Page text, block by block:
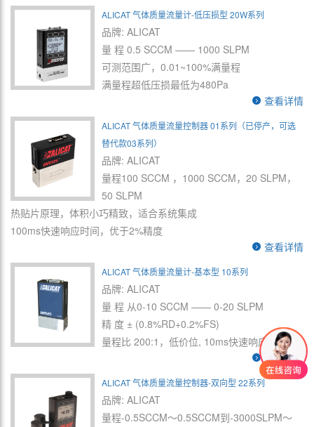
ALICAT 气体质量流量计-低压损型 20W系列
品牌: ALICAT
量 程 0.5 SCCM —— 1000 SLPM
可测范围广，0.01~100%满量程
满量程超低压损最低为480Pa
查看详情
ALICAT 气体质量流量控制器 01系列（已停产，可选
替代款03系列）
品牌: ALICAT
量程100 SCCM ，1000 SCCM，20 SLPM，
50 SLPM
热贴片原理，体积小巧精致，适合系统集成
100ms快速响应时间，优于2%精度
查看详情
ALICAT 气体质量流量计-基本型 10系列
品牌: ALICAT
量 程 从0-10 SCCM —— 0-20 SLPM
精 度 ± (0.8%RD+0.2%FS)
量程比 200:1，低价位, 10ms快速响应时间
查看详情
ALICAT 气体质量流量控制器-双向型 22系列
品牌: ALICAT
量程-0.5SCCM～0.5SCCM到-3000SLPM～